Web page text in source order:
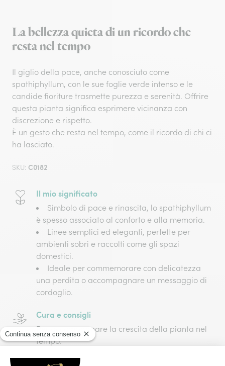
La bellezza quieta di un ricordo che
resta nel tempo
Il giglio della pace, anche conosciuto come
spathiphyllum, con le sue foglie verde intenso e le
candide fioriture trasmette purezza e serenità. Offrire
questa pianta significa esprimere vicinanza con
discrezione e rispetto.
È un gesto che resta nel tempo, come il ricordo di chi ci
ha lasciato.
SKU: C0182
Il mio significato
Simbolo di pace e rinascita, lo spathiphyllum
è spesso associato al conforto e alla memoria.
Linee semplici ed eleganti, perfette per
ambienti sobri e raccolti come gli spazi
domestici.
Ideale per commemorare con delicatezza
una perdita o accompagnare un messaggio di
cordoglio.
Cura e consigli
Per accompagnare la crescita della pianta nel
tempo: